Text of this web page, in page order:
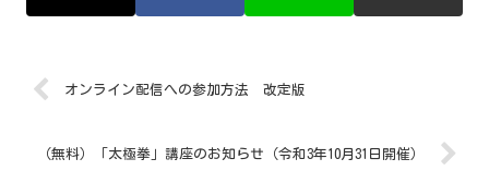
オンライン配信への参加方法 改定版
（無料）「太極拳」講座のお知らせ（令和3年10月31日開催）